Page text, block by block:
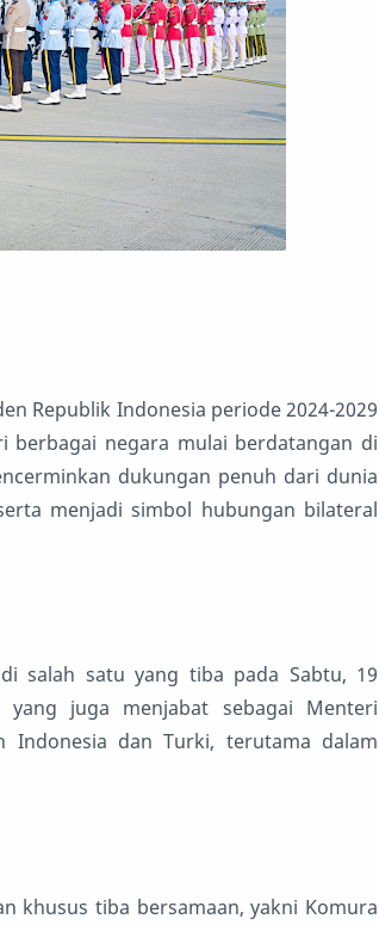
Republik Indonesia periode 2024-2029
berbagai negara mulai berdatangan di
dukungan penuh dari dunia
menjadi simbol hubungan bilateral
salah satu yang tiba pada Sabtu, 19
juga menjabat sebagai Menteri
Indonesia dan Turki, terutama dalam
khusus tiba bersamaan, yakni Komura